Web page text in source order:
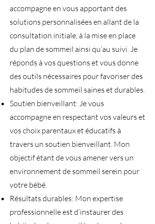
accompagne en vous apportant des
solutions personnalisées en allant de la
consultation initiale, à la mise en place
du plan de sommeil ainsi qu’au suivi. Je
réponds à vos questions et vous donne
des outils nécessaires pour favoriser des
habitudes de sommeil saines et durables.
Soutien bienveillant: Je vous
accompagne en respectant vos valeurs et
vos choix parentaux et éducatifs à
travers un soutien bienveillant. Mon
objectif étant de vous amener vers un
environnement de sommeil serein pour
votre bébé.
Résultats durables: Mon expertise
professionnelle est d’instaurer des